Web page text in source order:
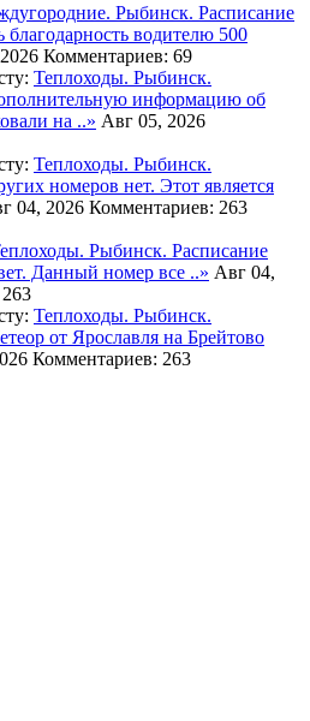
Рыбинск. Расписание
благодарность водителю 500
Комментариев: 69
Теплоходы. Рыбинск.
информацию об
на ..» Авг 05, 2026
Теплоходы. Рыбинск.
номеров нет. Этот является
04, 2026 Комментариев: 263
Рыбинск. Расписание
Данный номер все ..» Авг 04,
Теплоходы. Рыбинск.
от Ярославля на Брейтово
Комментариев: 263